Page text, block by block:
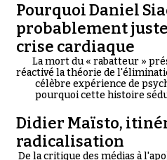
Pourquoi Daniel
probablement
crise cardiaque
La mort du « rabatteur »
réactivé la théorie de
célèbre expérience de
pourquoi cette histoire
Didier Maïsto,
radicalisation
De la critique des médias à